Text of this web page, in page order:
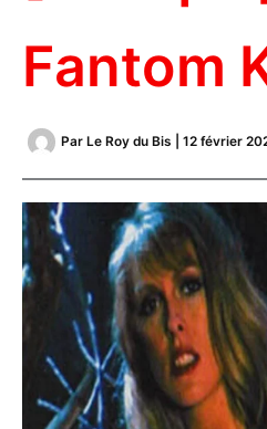
Fantom
Par Le Roy du Bis 12 février